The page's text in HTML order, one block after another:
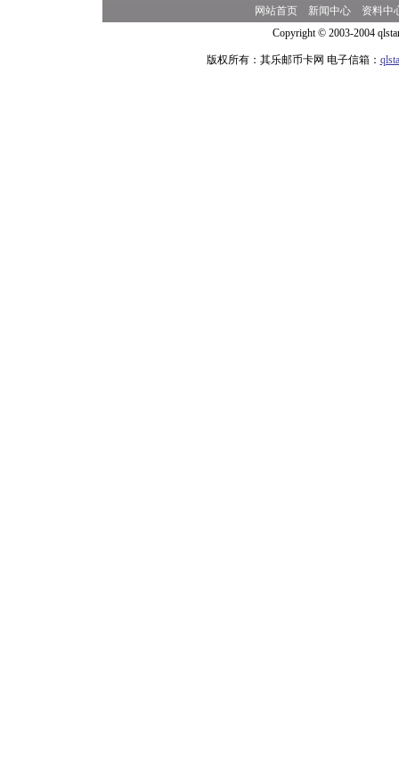
网站首页 新闻中心
资料中
Copyright © 2003-2004
版权所有：其乐邮币卡网 电子信箱：